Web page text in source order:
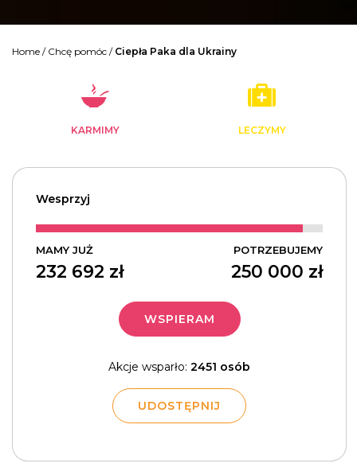
Home / Chcę pomóc / Ciepła Paka dla Ukrainy
KARMIMY LECZYMY
Wesprzyj
MAMY JUŻ
232 692 zł
POTRZEBUJEMY
250 000 zł
WSPIERAM
Akcje wsparło: 2451 osób
UDOSTĘPNIJ